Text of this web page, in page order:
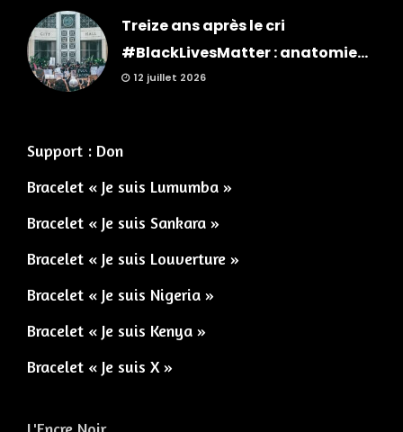
Treize ans après le cri
#BlackLivesMatter : anatomie...
12 juillet 2026
Support : Don
Bracelet « Je suis Lumumba »
Bracelet « Je suis Sankara »
Bracelet « Je suis Louverture »
Bracelet « Je suis Nigeria »
Bracelet « Je suis Kenya »
Bracelet « Je suis X »